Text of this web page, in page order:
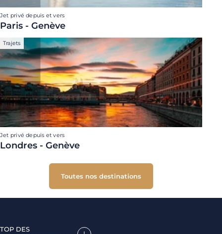
Jet privé depuis et vers
Paris - Genève
Trajets
Jet privé depuis et vers
Londres - Genève
Toutes nos destinations
TOP DES